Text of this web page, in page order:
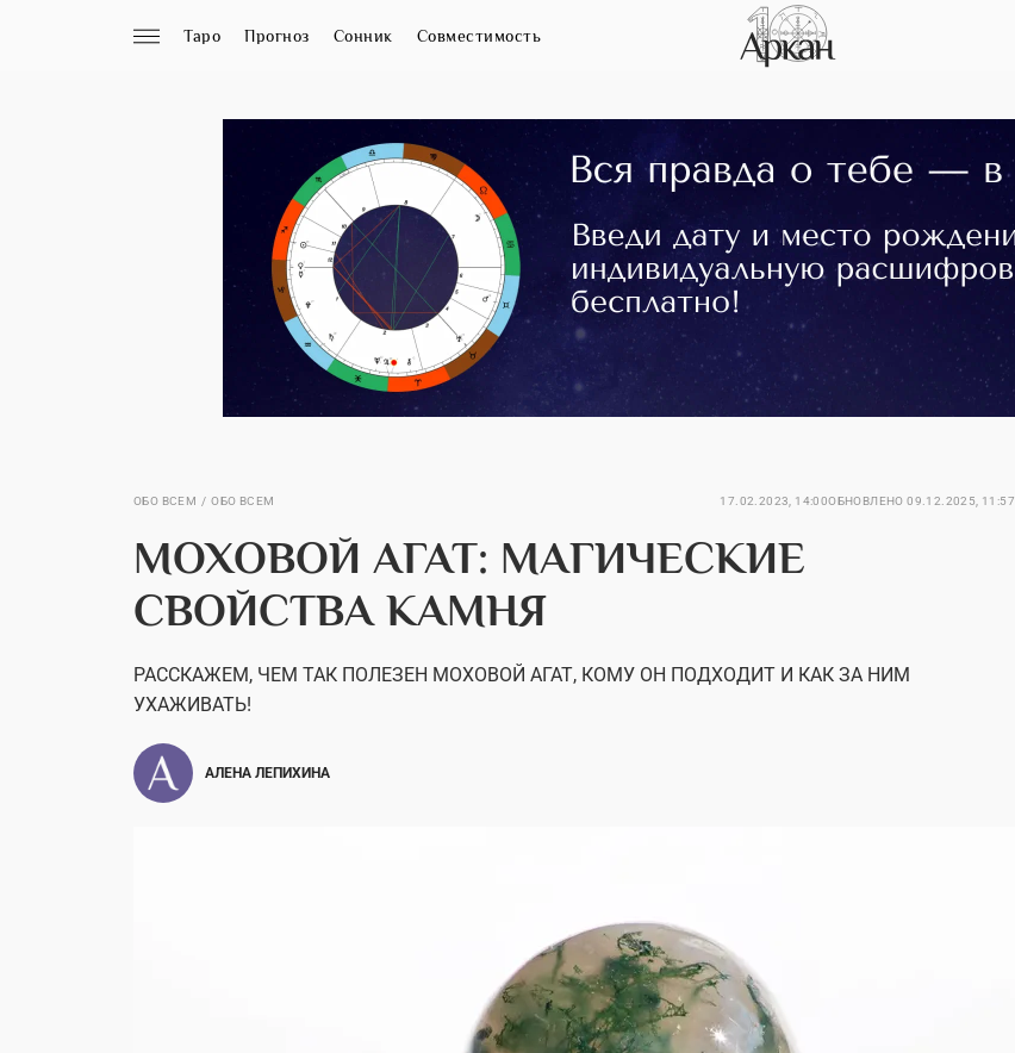
Таро Прогноз Сонник Совместимость
ОБО ВСЕМ ОБО ВСЕМ 17.02.2023, 14:00ОБНОВЛЕНО 09.12.2025, 11:57
МОХОВОЙ АГАТ: МАГИЧЕСКИЕ
СВОЙСТВА КАМНЯ
РАССКАЖЕМ, ЧЕМ ТАК ПОЛЕЗЕН МОХОВОЙ АГАТ, КОМУ ОН ПОДХОДИТ И КАК ЗА НИМ
УХАЖИВАТЬ!
АЛЕНА ЛЕПИХИНА